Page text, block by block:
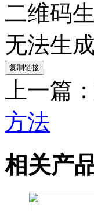
二维码
无法生
复制链接
上一篇
方法
相关产